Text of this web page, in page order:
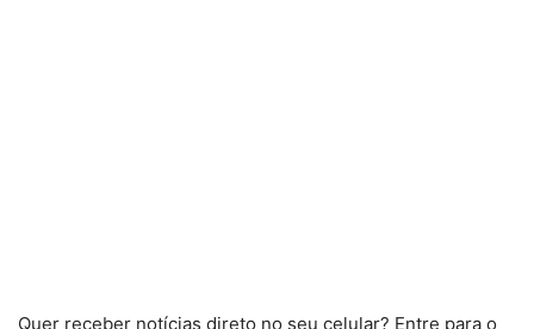
Quer receber notícias direto no seu celular? Entre para o